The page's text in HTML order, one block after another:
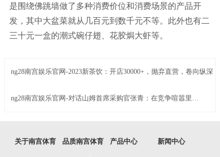
是围绕佛跳墙做了多种消费价位和消费场景的产品开
发，其中大盆菜就从几百元到数千元不等。此外也有二
三十元一盒的潮式碗仔翅、花胶焗大虾等。
ng28南宫娱乐官网-2023新茶饮：开店30000+，抛弃直营，卷向纵深
ng28南宫娱乐官网-对话山姆首席采购官张青：在竞争喧嚣里的
关于南宫体育 品质南宫体育 产品中心 新闻中心